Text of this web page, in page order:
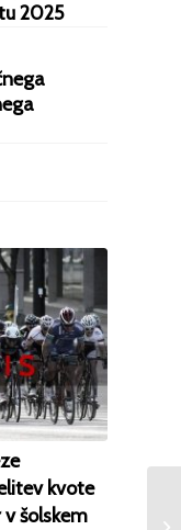
2025
kvote
šolskem